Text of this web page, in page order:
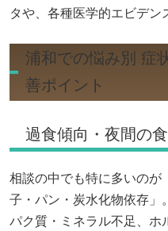
タや、各種医学的エビデン
浦和での悩み別 症
善ポイント
過食傾向・夜間の
相談の中でも特に多いのが
子・パン・炭水化物依存」
パク質・ミネラル不足、ホ